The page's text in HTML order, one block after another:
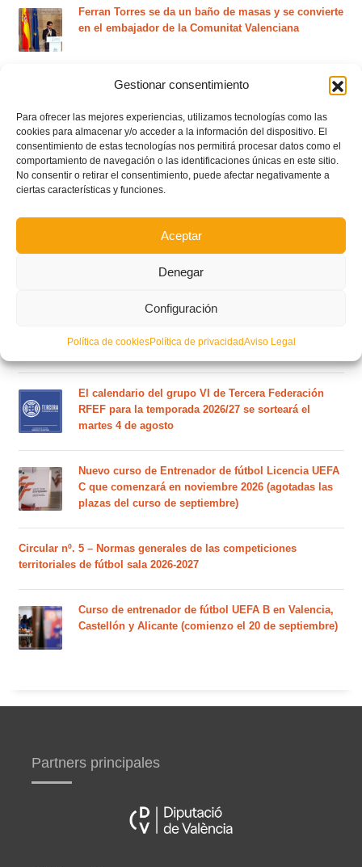
Gestionar consentimiento
Para ofrecer las mejores experiencias, utilizamos tecnologías como las
cookies para almacenar y/o acceder a la información del dispositivo. El
consentimiento de estas tecnologías nos permitirá procesar datos como el
comportamiento de navegación o las identificaciones únicas en este sitio.
No consentir o retirar el consentimiento, puede afectar negativamente a
ciertas características y funciones.
Aceptar
Denegar
Configuración
Política de cookiesPolítica de privacidadAviso Legal
Ferran Torres se da un baño de masas y se convierte
en el embajador de la Comunitat Valenciana
Estos son los dos grupos y calendarios de Lliga
Circular nº. 7 – IV Supercopa Comunitat FFCV Futsal
fútbol sala de la temporada 2026/2027
El calendario del grupo VI de Tercera Federación
RFEF para la temporada 2026/27 se sorteará el
martes 4 de agosto
Nuevo curso de Entrenador de fútbol Licencia UEFA
C que comenzará en noviembre 2026 (agotadas las
plazas del curso de septiembre)
Circular nº. 5 – Normas generales de las competiciones
territoriales de fútbol sala 2026-2027
Curso de entrenador de fútbol UEFA B en Valencia,
Castellón y Alicante (comienzo el 20 de septiembre)
Partners principales